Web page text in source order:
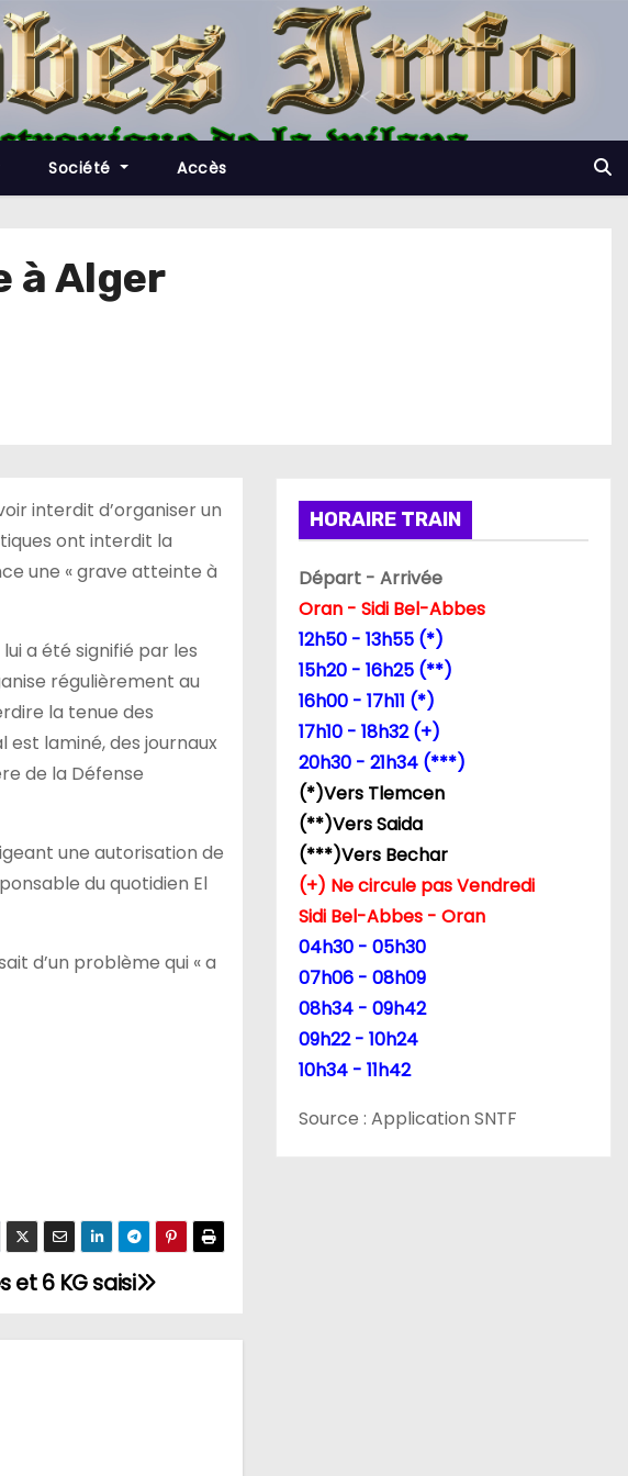
Société Accès
à Alger
interdit d’organiser un
ont interdit la
une « grave atteinte à
a été signifié par les
régulièrement au
la tenue des
laminé, des journaux
de la Défense
une autorisation de
du quotidien El
d’un problème qui « a
et 6 KG saisi
HORAIRE TRAIN
Départ - Arrivée
Oran - Sidi Bel-Abbes
12h50 - 13h55 (*)
15h20 - 16h25 (**)
16h00 - 17h11 (*)
17h10 - 18h32 (+)
20h30 - 21h34 (***)
(*)Vers Tlemcen
(**)Vers Saida
(***)Vers Bechar
(+) Ne circule pas Vendredi
Sidi Bel-Abbes - Oran
04h30 - 05h30
07h06 - 08h09
08h34 - 09h42
09h22 - 10h24
10h34 - 11h42
Source : Application SNTF